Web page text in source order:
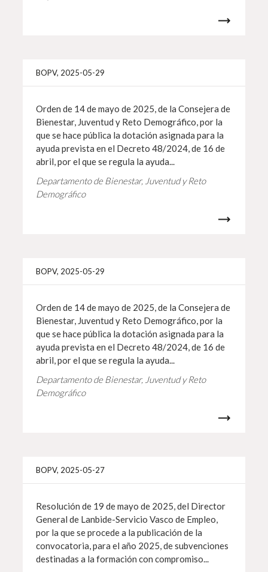
BOPV, 2025-05-29
Orden de 14 de mayo de 2025, de la Consejera de
Bienestar, Juventud y Reto Demográfico, por la
que se hace pública la dotación asignada para la
ayuda prevista en el Decreto 48/2024, de 16 de
abril, por el que se regula la ayuda...
Departamento de Bienestar, Juventud y Reto
Demográfico
BOPV, 2025-05-29
Orden de 14 de mayo de 2025, de la Consejera de
Bienestar, Juventud y Reto Demográfico, por la
que se hace pública la dotación asignada para la
ayuda prevista en el Decreto 48/2024, de 16 de
abril, por el que se regula la ayuda...
Departamento de Bienestar, Juventud y Reto
Demográfico
BOPV, 2025-05-27
Resolución de 19 de mayo de 2025, del Director
General de Lanbide-Servicio Vasco de Empleo,
por la que se procede a la publicación de la
convocatoria, para el año 2025, de subvenciones
destinadas a la formación con compromiso...